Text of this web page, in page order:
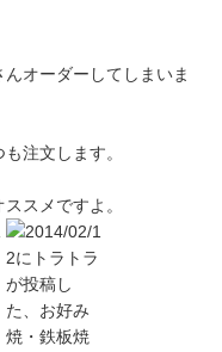
オーダーしてしまいま
注文します。
スメですよ。